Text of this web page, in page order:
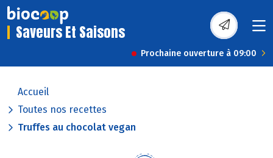
Saveurs Et Saisons
Prochaine ouverture à 09:00
Accueil
Toutes nos recettes
Truffes au chocolat vegan